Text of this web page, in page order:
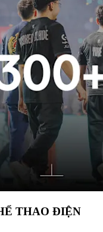
THAO ĐIỆN